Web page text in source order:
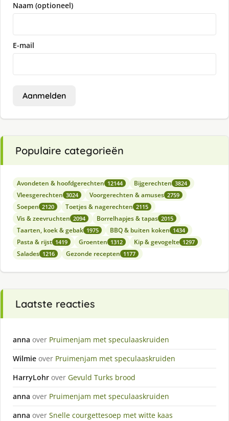
Naam (optioneel)
E-mail
Aanmelden
Populaire categorieën
Avondeten & hoofdgerechten 12144 Bijgerechten 3824
Vleesgerechten 3024 Voorgerechten & amuses 2759
Soepen 2120 Toetjes & nagerechten 2115
Vis & zeevruchten 2094 Borrelhapjes & tapas 2015
Taarten, koek & gebak 1975 BBQ & buiten koken 1434
Pasta & rijst 1419 Groenten 1312 Kip & gevogelte 1297
Salades 1216 Gezonde recepten 1177
Laatste reacties
anna over Pruimenjam met speculaaskruiden
Wilmie over Pruimenjam met speculaaskruiden
HarryLohr over Gevuld Turks brood
anna over Pruimenjam met speculaaskruiden
anna over Snelle courgettesoep met witte kaas